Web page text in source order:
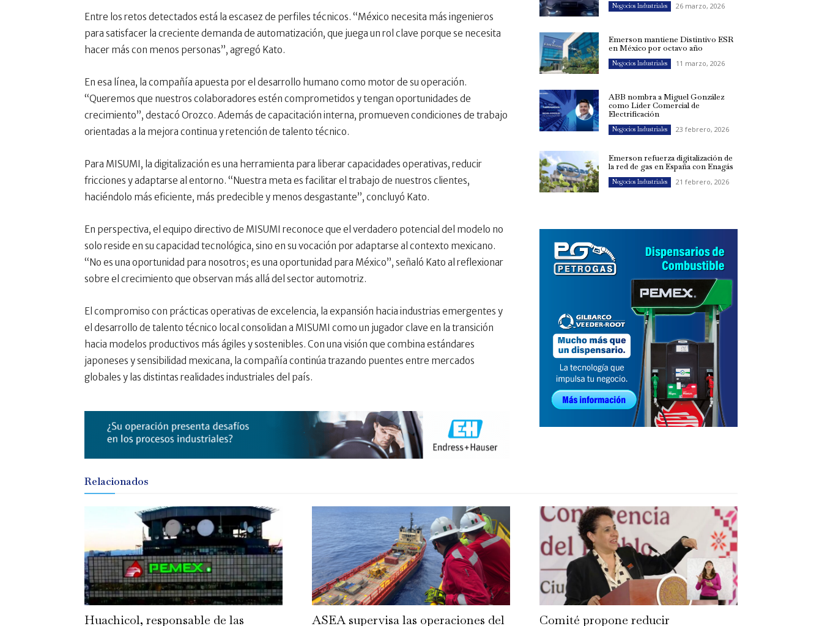
Entre los retos detectados está la escasez de perfiles técnicos. “México necesita más ingenieros
para satisfacer la creciente demanda de automatización, que juega un rol clave porque se necesita
hacer más con menos personas”, agregó Kato.
En esa línea, la compañía apuesta por el desarrollo humano como motor de su operación.
“Queremos que nuestros colaboradores estén comprometidos y tengan oportunidades de
crecimiento”, destacó Orozco. Además de capacitación interna, promueven condiciones de trabajo
orientadas a la mejora continua y retención de talento técnico.
Para MISUMI, la digitalización es una herramienta para liberar capacidades operativas, reducir
fricciones y adaptarse al entorno. “Nuestra meta es facilitar el trabajo de nuestros clientes,
haciéndolo más eficiente, más predecible y menos desgastante”, concluyó Kato.
En perspectiva, el equipo directivo de MISUMI reconoce que el verdadero potencial del modelo no
solo reside en su capacidad tecnológica, sino en su vocación por adaptarse al contexto mexicano.
“No es una oportunidad para nosotros; es una oportunidad para México”, señaló Kato al reflexionar
sobre el crecimiento que observan más allá del sector automotriz.
El compromiso con prácticas operativas de excelencia, la expansión hacia industrias emergentes y
el desarrollo de talento técnico local consolidan a MISUMI como un jugador clave en la transición
hacia modelos productivos más ágiles y sostenibles. Con una visión que combina estándares
japoneses y sensibilidad mexicana, la compañía continúa trazando puentes entre mercados
globales y las distintas realidades industriales del país.
Negocios Industriales 26 marzo, 2026
Emerson mantiene Distintivo ESR
en México por octavo año
Negocios Industriales 11 marzo, 2026
ABB nombra a Miguel González
como Líder Comercial de
Electrificación
Negocios Industriales 23 febrero, 2026
Emerson refuerza digitalización de
la red de gas en España con Enagás
Negocios Industriales 21 febrero, 2026
Relacionados
Huachicol, responsable de las
ASEA supervisa las operaciones del
Comité propone reducir